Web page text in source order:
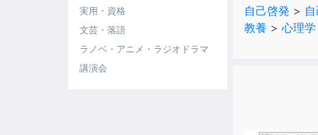
実用・資格
文芸・落語
ラノベ・アニメ・ラジオドラマ
講演会
著者の浜口さ
しかし、或る
自己啓発 >
教養 > 心理学